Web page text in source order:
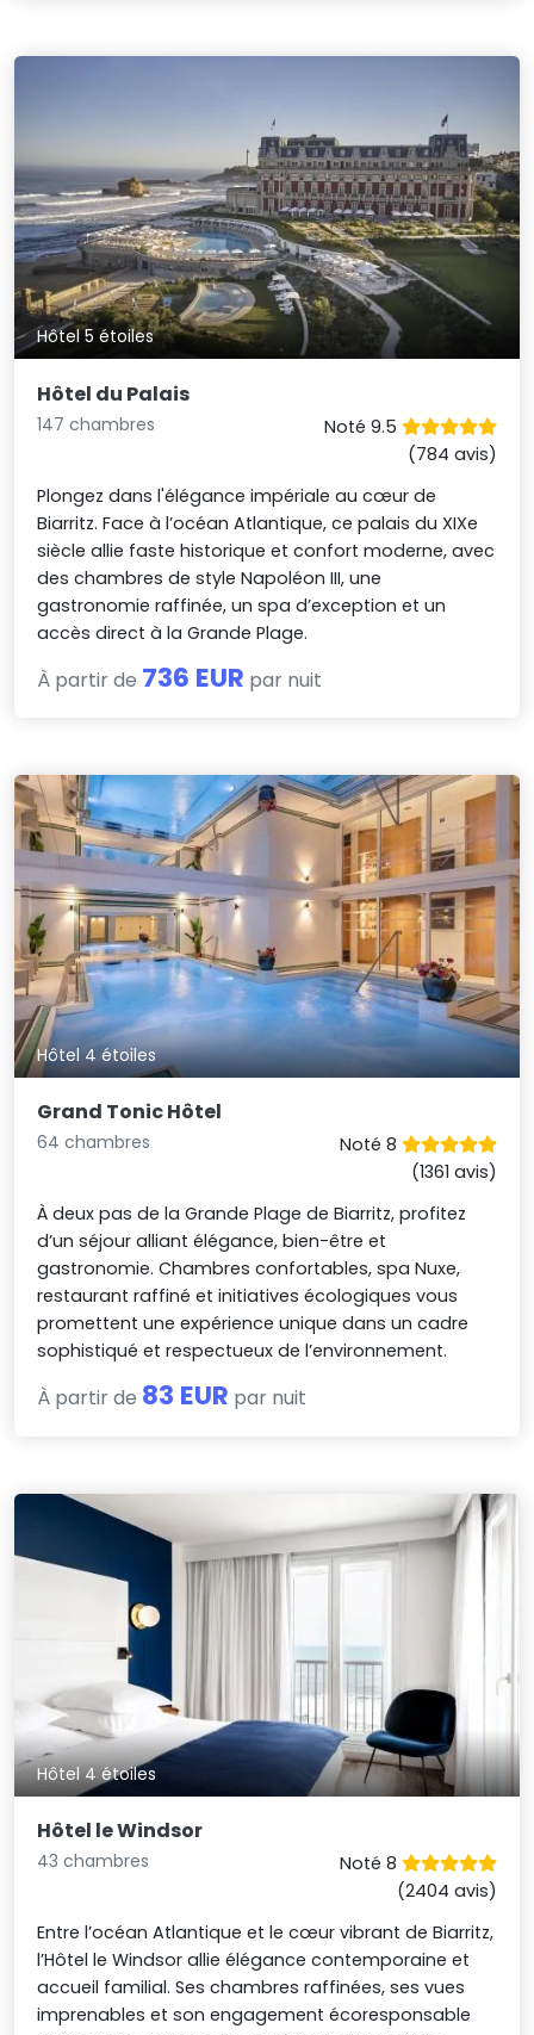
Hôtel 5 étoiles
Hôtel du Palais
147 chambres
Noté 9.5
(784 avis)
Plongez dans l'élégance impériale au cœur de
Biarritz. Face à l’océan Atlantique, ce palais du XIXe
siècle allie faste historique et confort moderne, avec
des chambres de style Napoléon III, une
gastronomie raffinée, un spa d’exception et un
accès direct à la Grande Plage.
À partir de 736 EUR par nuit
Hôtel 4 étoiles
Grand Tonic Hôtel
64 chambres
Noté 8
(1361 avis)
À deux pas de la Grande Plage de Biarritz, profitez
d’un séjour alliant élégance, bien-être et
gastronomie. Chambres confortables, spa Nuxe,
restaurant raffiné et initiatives écologiques vous
promettent une expérience unique dans un cadre
sophistiqué et respectueux de l’environnement.
À partir de 83 EUR par nuit
Hôtel 4 étoiles
Hôtel le Windsor
43 chambres
Noté 8
(2404 avis)
Entre l’océan Atlantique et le cœur vibrant de Biarritz,
l’Hôtel le Windsor allie élégance contemporaine et
accueil familial. Ses chambres raffinées, ses vues
imprenables et son engagement écoresponsable